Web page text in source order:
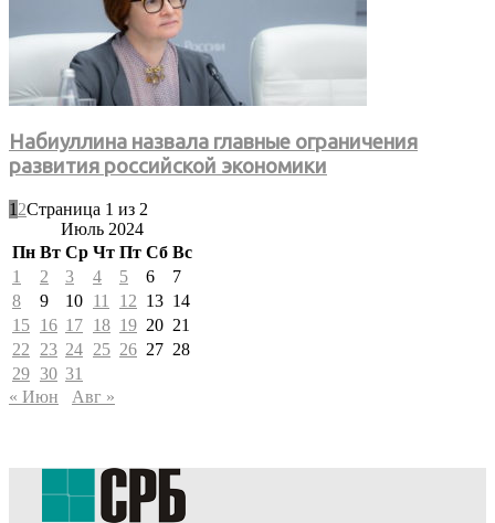
Набиуллина назвала главные ограничения
развития российской экономики
1 2Страница 1 из 2
Июль 2024
Пн Вт Ср Чт Пт Сб Вс
1
2 3 4 5 6
7
8
9 10 11 12 13 14
15 16 17 18 19 20 21
22
23 24 25 26 27 28
29 30 31
« Июн
Авг »